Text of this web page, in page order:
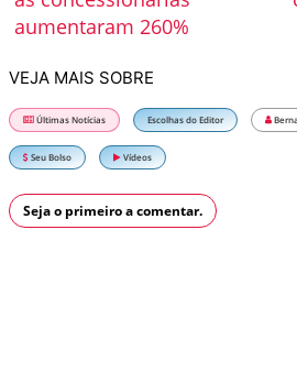
aumentaram 260%
VEJA MAIS SOBRE
Últimas Notícias Escolhas do Editor
Seu Bolso Vídeos
Seja o primeiro a comentar.